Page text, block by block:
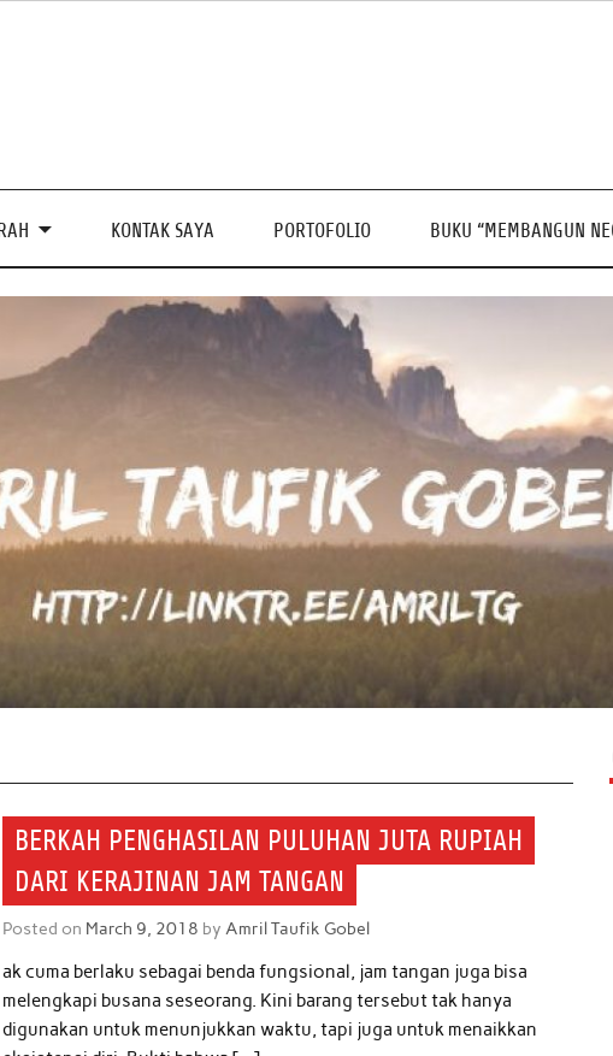
KONTAK SAYA PORTOFOLIO BUKU “MEMBANGUN
BERKAH PENGHASILAN PULUHAN JUTA RUPIAH
DARI KERAJINAN JAM TANGAN
Posted on March 9, 2018 byAmril Taufik Gobel
ak cuma berlaku sebagai benda fungsional, jam tangan juga bisa
melengkapi busana seseorang. Kini barang tersebut tak hanya
digunakan untuk menunjukkan waktu, tapi juga untuk menaikkan